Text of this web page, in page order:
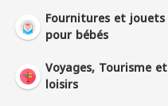
Fournitures et jouets
pour bébés
Voyages, Tourisme et
loisirs